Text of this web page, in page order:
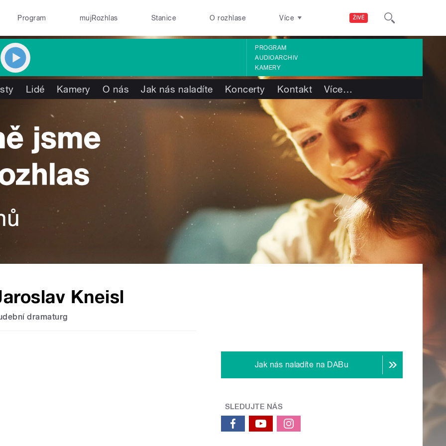
ŽIVĚ
Program mujRozhlas Stanice O rozhlase Více
PROGRAM
AUDIOARCHIV
KAMERY
Lidé Kamery O nás Jak nás naladíte Koncerty Kontakt Více…
Kneisl
dramaturg
Jak nás naladíte na DABu
SLEDUJTE NÁS